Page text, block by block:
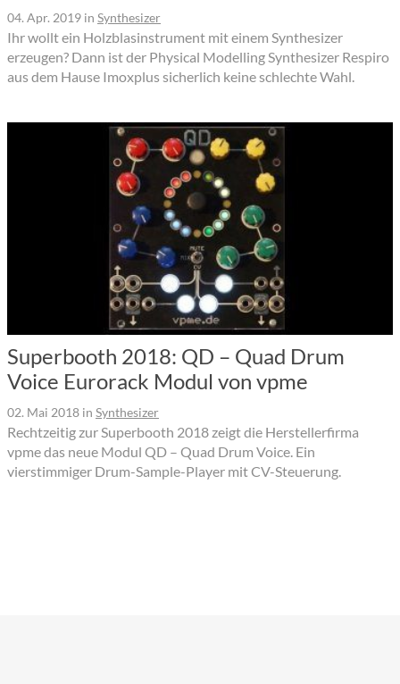
04. Apr. 2019 in Synthesizer
Ihr wollt ein Holzblasinstrument mit einem Synthesizer
erzeugen? Dann ist der Physical Modelling Synthesizer Respiro
aus dem Hause Imoxplus sicherlich keine schlechte Wahl.
Superbooth 2018: QD – Quad Drum
Voice Eurorack Modul von vpme
02. Mai 2018 in Synthesizer
Rechtzeitig zur Superbooth 2018 zeigt die Herstellerfirma
vpme das neue Modul QD – Quad Drum Voice. Ein
vierstimmiger Drum-Sample-Player mit CV-Steuerung.